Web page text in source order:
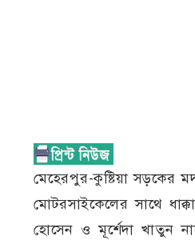
মেহেরপুর-কুষ্টিয়া সড়কের
মোটরসাইকেলের সাথে
হোসেন ও মূর্শেদা খাতুন